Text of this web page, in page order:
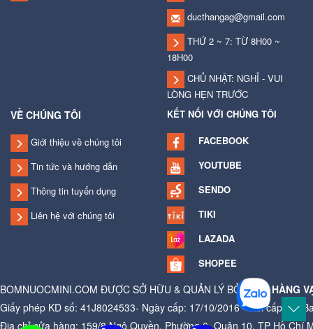
ducthangag@gmail.com
THỨ 2 ~ 7: TỪ 8H00 ~
18H00
CHỦ NHẬT: NGHỈ - VUI
LÒNG HẸN TRƯỚC
VỀ CHÚNG TÔI
Giới thiệu về chúng tôi
Tin tức và hướng dẫn
Thông tin tuyển dụng
Liên hệ với chúng tôi
KẾT NỐI VỚI CHÚNG TÔI
FACEBOOK
YOUTUBE
SENDO
TIKI
LAZADA
SHOPEE
BOMNUOCMINI.COM ĐƯỢC SỞ HỮU & QUẢN LÝ BỞICỬA HÀNG
Giấy phép KD số: 41J8024533- Ngày cấp: 17/10/2016 - Nơi cấp: Ủy
Địa chỉ cửa hàng: 159/8 Ngô Quyền, Phường 6, Quận 10, TP Hồ Chí